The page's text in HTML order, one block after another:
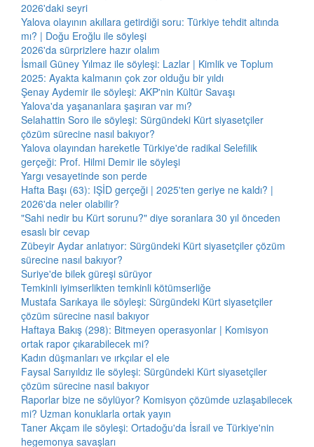
2026'daki seyri
Yalova olayının akıllara getirdiği soru: Türkiye tehdit altında
mı? | Doğu Eroğlu ile söyleşi
2026'da sürprizlere hazır olalım
İsmail Güney Yılmaz ile söyleşi: Lazlar | Kimlik ve Toplum
2025: Ayakta kalmanın çok zor olduğu bir yıldı
Şenay Aydemir ile söyleşi: AKP'nin Kültür Savaşı
Yalova'da yaşananlara şaşıran var mı?
Selahattin Soro ile söyleşi: Sürgündeki Kürt siyasetçiler
çözüm sürecine nasıl bakıyor?
Yalova olayından hareketle Türkiye'de radikal Selefilik
gerçeği: Prof. Hilmi Demir ile söyleşi
Yargı vesayetinde son perde
Hafta Başı (63): IŞİD gerçeği | 2025'ten geriye ne kaldı? |
2026'da neler olabilir?
"Sahi nedir bu Kürt sorunu?" diye soranlara 30 yıl önceden
esaslı bir cevap
Zübeyir Aydar anlatıyor: Sürgündeki Kürt siyasetçiler çözüm
sürecine nasıl bakıyor?
Suriye'de bilek güreşi sürüyor
Temkinli iyimserlikten temkinli kötümserliğe
Mustafa Sarıkaya ile söyleşi: Sürgündeki Kürt siyasetçiler
çözüm sürecine nasıl bakıyor
Haftaya Bakış (298): Bitmeyen operasyonlar | Komisyon
ortak rapor çıkarabilecek mi?
Kadın düşmanları ve ırkçılar el ele
Faysal Sarıyıldız ile söyleşi: Sürgündeki Kürt siyasetçiler
çözüm sürecine nasıl bakıyor
Raporlar bize ne söylüyor? Komisyon çözümde uzlaşabilecek
mi? Uzman konuklarla ortak yayın
Taner Akçam ile söyleşi: Ortadoğu'da İsrail ve Türkiye'nin
hegemonya savaşları